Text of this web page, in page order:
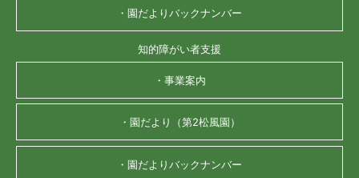
・園だよりバックナンバー
知的障がい者支援
・事業案内
・園だより（第2松風園）
・園だよりバックナンバー